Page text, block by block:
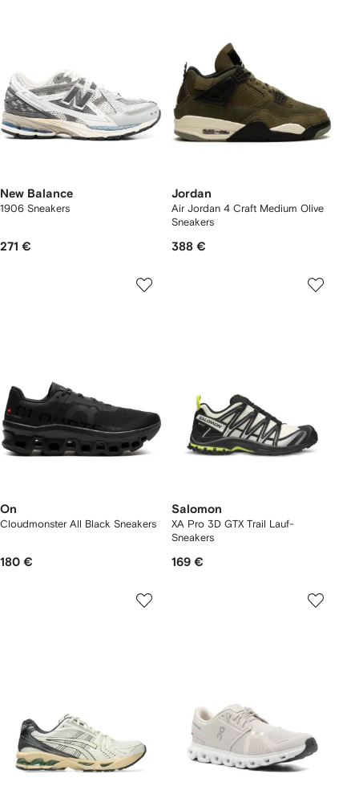
New Balance
1906 Sneakers
271 €
Jordan
Air Jordan 4 Craft Medium Olive
Sneakers
388 €
On
Cloudmonster All Black Sneakers
180 €
Salomon
XA Pro 3D GTX Trail Lauf-
Sneakers
169 €